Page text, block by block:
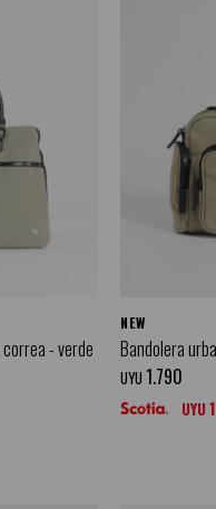
- verde
NEW
Bandolera
UYU 1.790
UYU